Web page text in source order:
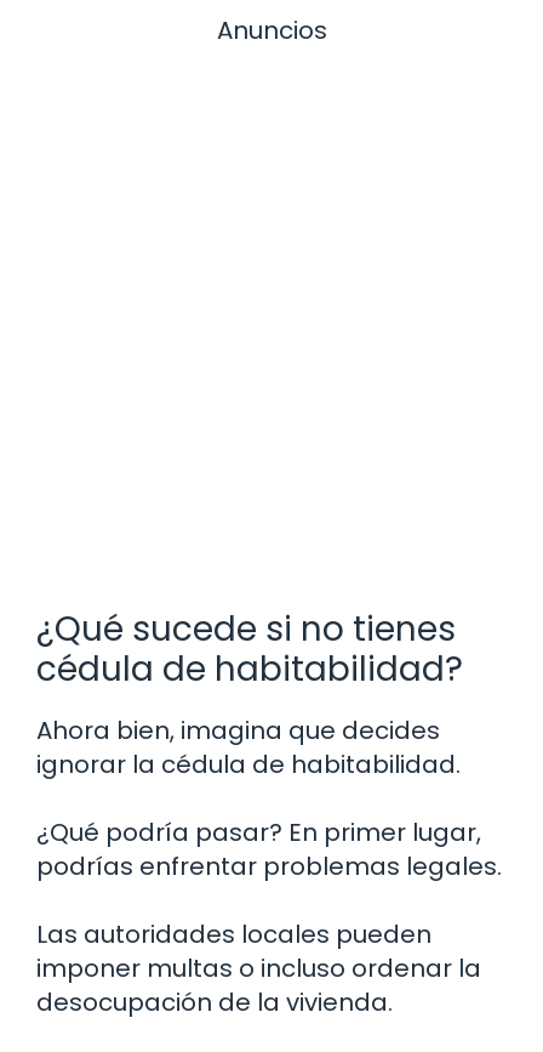
Anuncios
¿Qué sucede si no tienes
cédula de habitabilidad?
Ahora bien, imagina que decides
ignorar la cédula de habitabilidad.
¿Qué podría pasar? En primer lugar,
podrías enfrentar problemas legales.
Las autoridades locales pueden
imponer multas o incluso ordenar la
desocupación de la vivienda.